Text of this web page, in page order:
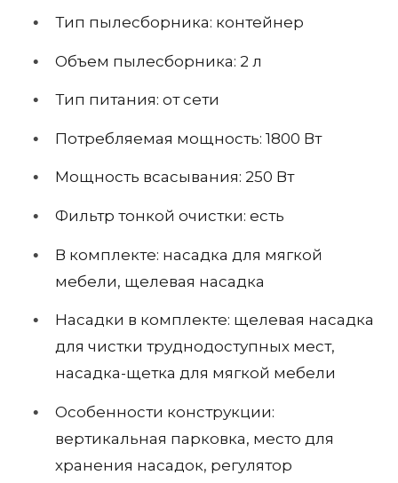
Тип пылесборника: контейнер
Объем пылесборника: 2 л
Тип питания: от сети
Потребляемая мощность: 1800 Вт
Мощность всасывания: 250 Вт
Фильтр тонкой очистки: есть
В комплекте: насадка для мягкой
мебели, щелевая насадка
Насадки в комплекте: щелевая насадка
для чистки труднодоступных мест,
насадка-щетка для мягкой мебели
Особенности конструкции:
вертикальная парковка, место для
хранения насадок, регулятор